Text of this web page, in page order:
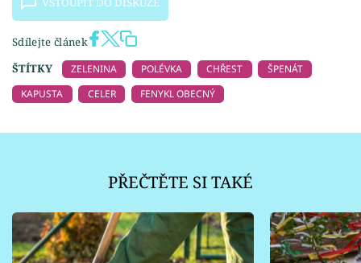
Sdílejte článek
ŠTÍTKY
ZELENINA POLÉVKA CHŘEST
ŠPENÁT
KAPUSTA
CELER FENYKL OBECNÝ
PŘEČTĚTE SI TAKÉ